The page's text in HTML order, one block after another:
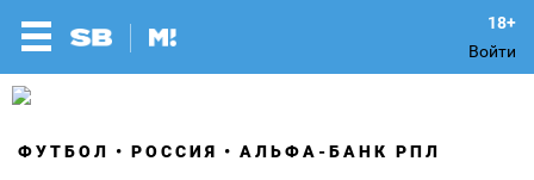
Войти
ФУТБОЛ РОССИЯ АЛЬФА-БАНК РПЛ